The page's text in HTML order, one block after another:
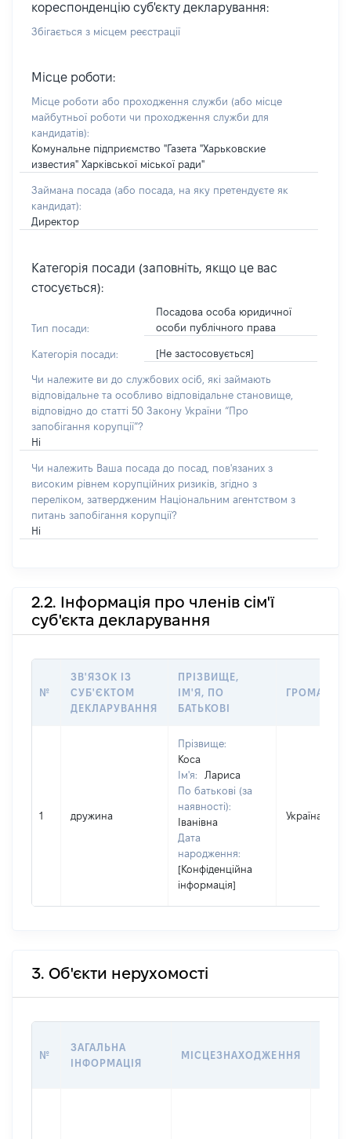
кореспонденцію суб'єкту декларування:
Збігається з місцем реєстрації
Місце роботи:
Місце роботи або проходження служби (або місце
майбутньої роботи чи проходження служби для
кандидатів):
Комунальне підприємство "Газета "Харьковские
известия" Харківської міської ради"
Займана посада (або посада, на яку претендуєте як
кандидат):
Директор
Категорія посади (заповніть, якщо це вас
стосується):
Тип посади:
Посадова особа юридичної
особи публічного права
Категорія посади: [Не застосовується]
Чи належите ви до службових осіб, які займають
відповідальне та особливо відповідальне становище,
відповідно до статті 50 Закону України “Про
запобігання корупції”?
Ні
Чи належить Ваша посада до посад, пов'язаних з
високим рівнем корупційних ризиків, згідно з
переліком, затвердженим Національним агентством з
питань запобігання корупції?
Ні
2.2. Інформація про членів сім'ї
суб'єкта декларування
№
ЗВ'ЯЗОК ІЗ
СУБ'ЄКТОМ
ДЕКЛАРУВАННЯ
ПРІЗВИЩЕ,
ІМ'Я, ПО
БАТЬКОВІ
1 дружина
Прізвище:
Коса
Ім'я:
Лариса
По батькові (за
наявності):
Іванівна
Дата
народження:
[Конфіденційна
інформація]
Україна
3. Об'єкти нерухомості
№
ЗАГАЛЬНА
ІНФОРМАЦІЯ
МІСЦЕЗНАХОДЖЕННЯ